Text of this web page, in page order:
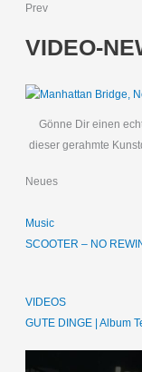
Prev
VIDEO-
Gönne Dir einen
dieser gerahmte
Neues
Music
SCOOTER – NO
VIDEOS
GUTE DINGE | Album